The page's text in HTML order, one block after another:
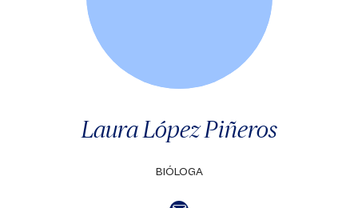
Laura López Piñeros
BIÓLOGA